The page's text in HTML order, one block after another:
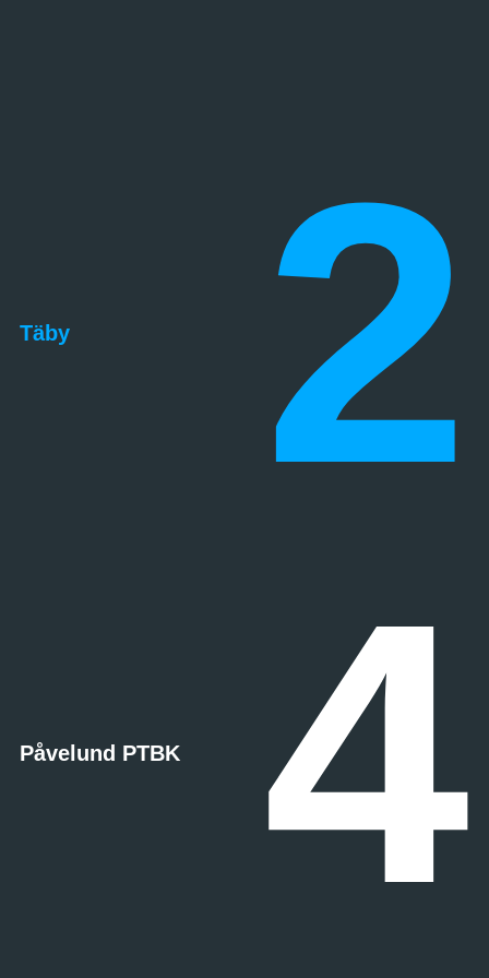
Täby 2
Påvelund PTBK 4